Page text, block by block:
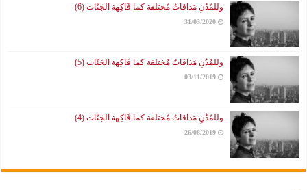
وللمُدُنِ مَذاقاتٌ مُختلفة كما فَاكِهة الجَنّات (6)
31/03/2020
وللمُدُنِ مَذاقاتٌ مُختلفة كما فَاكِهة الجَنّات (5)
03/11/2019
وللمُدُنِ مَذاقاتٌ مُختلفة كما فَاكِهة الجَنّات (4)
26/08/2019